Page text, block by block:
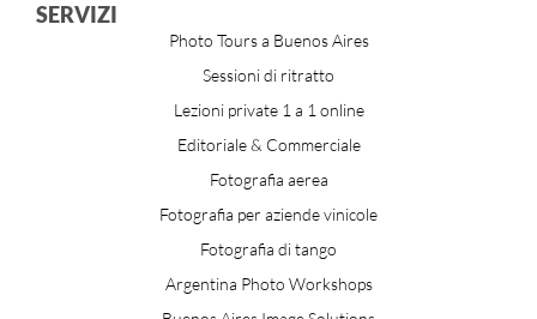
SERVIZI
Photo Tours a Buenos Aires
Sessioni di ritratto
Lezioni private 1 a 1 online
Editoriale & Commerciale
Fotografia aerea
Fotografia per aziende vinicole
Fotografia di tango
Argentina Photo Workshops